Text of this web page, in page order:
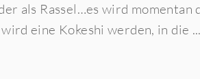
als Rassel…es wird
eine Kokeshi werden, in die ...